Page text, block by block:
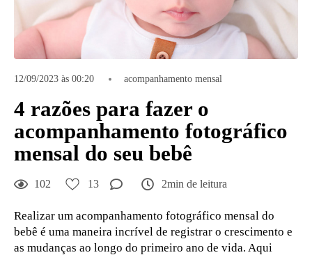
12/09/2023 às 00:20 acompanhamento mensal
4 razões para fazer o
acompanhamento fotográfico
mensal do seu bebê
102 13 2min de leitura
Realizar um acompanhamento fotográfico mensal do
bebê é uma maneira incrível de registrar o crescimento e
as mudanças ao longo do primeiro ano de vida. Aqui